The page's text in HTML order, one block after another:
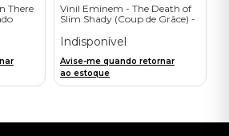
There
Vinil Eminem - The Death of
Slim Shady (Coup de Grâce) -
Indisponível
Avise-me quando retornar
ao estoque